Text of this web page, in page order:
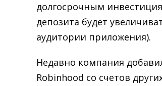
долгосрочным
депозита будет
аудитории приложения).
Недавно компания
Robinhood со счетов